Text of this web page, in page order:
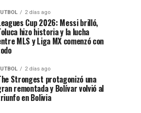
2 días ago
Cup 2026: Messi brilló,
hizo historia y la lucha
MLS y Liga MX comenzó con
2 días ago
Strongest protagonizó una
remontada y Bolívar volvió al
en Bolivia